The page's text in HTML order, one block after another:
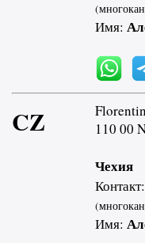
Имя:
CZ
110 00
Чехия
Контакт:
Имя: